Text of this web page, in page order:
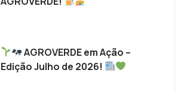
AGROVERDE em Ação –
Edição Julho de 2026!